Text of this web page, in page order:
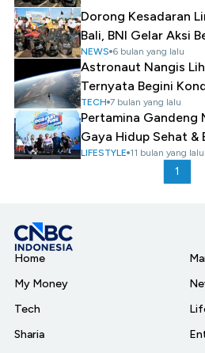
Dorong Kesadaran
Bali, BNI Gelar Aksi
NEWS 6 bulan yang lalu
Astronaut Nangis
Ternyata Begini
TECH 7 bulan yang lalu
Pertamina Gandeng
Gaya Hidup Sehat &
LIFESTYLE 11 bulan yang lalu
1
Home
My Money
Tech
Sharia